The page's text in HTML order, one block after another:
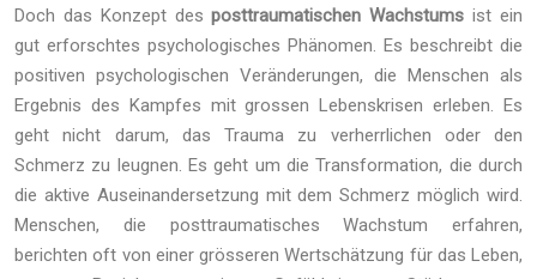
Doch das Konzept desposttraumatischen Wachstums ist ein
gut erforschtes psychologisches Phänomen. Es beschreibt die
positiven psychologischen Veränderungen, die Menschen als
Ergebnis des Kampfes mit grossen Lebenskrisen erleben. Es
geht nicht darum, das Trauma zu verherrlichen oder den
Schmerz zu leugnen. Es geht um die Transformation, die durch
die aktive Auseinandersetzung mit dem Schmerz möglich wird.
Menschen, die posttraumatisches Wachstum erfahren,
berichten oft von einer grösseren Wertschätzung für das Leben,